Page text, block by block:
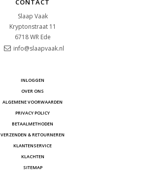
CONTACT
Slaap Vaak
Kryptonstraat 11
6718 WR Ede
info@slaapvaak.nl
INLOGGEN
OVER ONS
ALGEMENE VOORWAARDEN
PRIVACY POLICY
BETAALMETHODEN
VERZENDEN & RETOURNEREN
KLANTENSERVICE
KLACHTEN
SITEMAP